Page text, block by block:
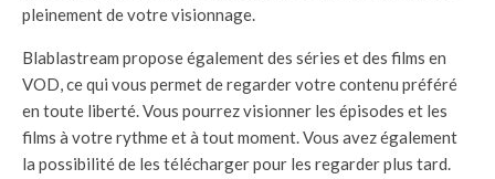
pleinement de votre visionnage.
Blablastream propose également des séries et des films en
VOD, ce qui vous permet de regarder votre contenu préféré
en toute liberté. Vous pourrez visionner les épisodes et les
films à votre rythme et à tout moment. Vous avez également
la possibilité de les télécharger pour les regarder plus tard.